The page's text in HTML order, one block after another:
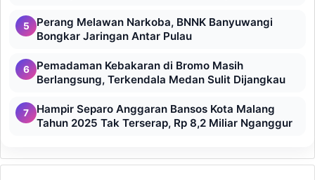
5
Perang Melawan Narkoba, BNNK Banyuwangi
Bongkar Jaringan Antar Pulau
6
Pemadaman Kebakaran di Bromo Masih
Berlangsung, Terkendala Medan Sulit Dijangkau
7
Hampir Separo Anggaran Bansos Kota Malang
Tahun 2025 Tak Terserap, Rp 8,2 Miliar Nganggur